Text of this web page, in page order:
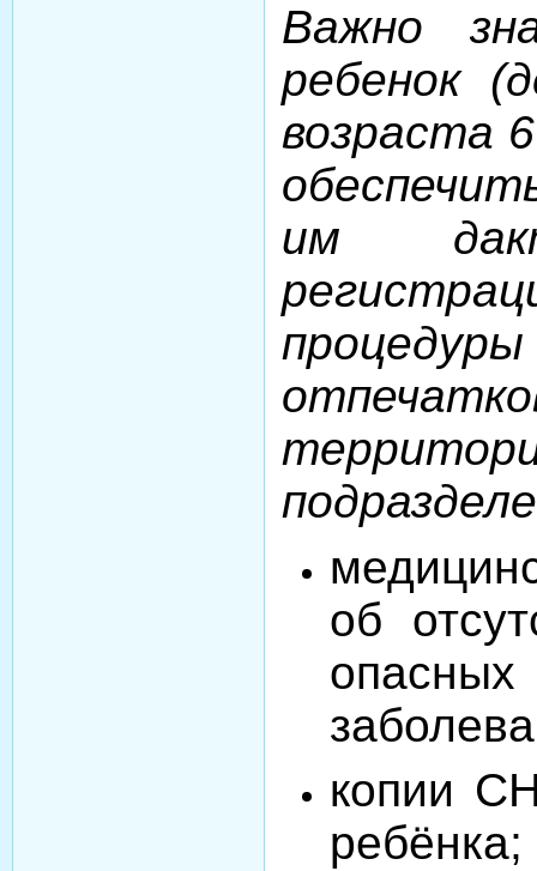
Важно
ребенок
возраста
им
об
копии
ребёнка;